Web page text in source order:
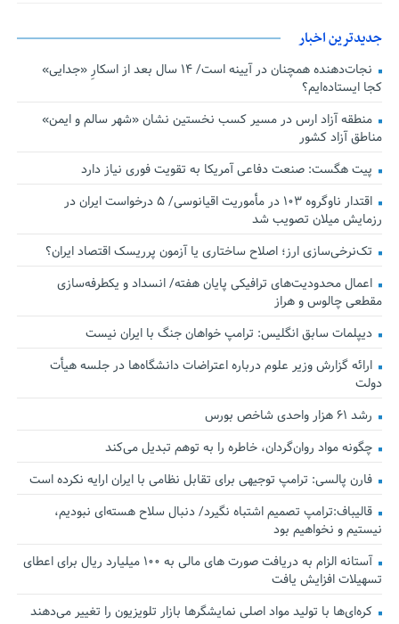
جدیدترین اخبار
نجات‌دهنده‌ همچنان در آیینه است/ ۱۴ سال بعد از اسکارِ «جدایی»
کجا ایستاده‌ایم؟
منطقه آزاد ارس در مسیر کسب نخستین نشان «شهر سالم و ایمن»
مناطق آزاد کشور
پیت هگست: صنعت دفاعی آمریکا به تقویت فوری نیاز دارد
اقتدار ناوگروه ۱۰۳ در مأموریت‌ اقیانوسی/ ۵ درخواست ایران در
رزمایش میلان تصویب شد
تک‌نرخی‌سازی ارز؛ اصلاح ساختاری یا آزمون پرریسک اقتصاد ایران؟
اعمال محدودیت‌های ترافیکی پایان هفته/ انسداد و یکطرفه‌سازی
مقطعی چالوس و هراز
دیپلمات سابق انگلیس:‌ ترامپ خواهان جنگ با ایران نیست
ارائه گزارش وزیر علوم درباره اعتراضات دانشگاه‌ها در جلسه هیأت
دولت
رشد ۶۱ هزار واحدی شاخص بورس
چگونه مواد روان‌گردان، خاطره را به توهم تبدیل می‌کند
فارن پالسی: ترامپ توجیهی برای تقابل نظامی با ایران ارایه نکرده است
قالیباف:ترامپ تصمیم اشتباه نگیرد/ دنبال سلاح هسته‌ای نبودیم،
نیستیم و نخواهیم بود
آستانه الزام به دریافت صورت های مالی به ۱۰۰ میلیارد ریال برای اعطای
تسهیلات افزایش یافت
کره‌ای‌ها با تولید مواد اصلی نمایشگرها بازار تلویزیون را تغییر می‌دهند